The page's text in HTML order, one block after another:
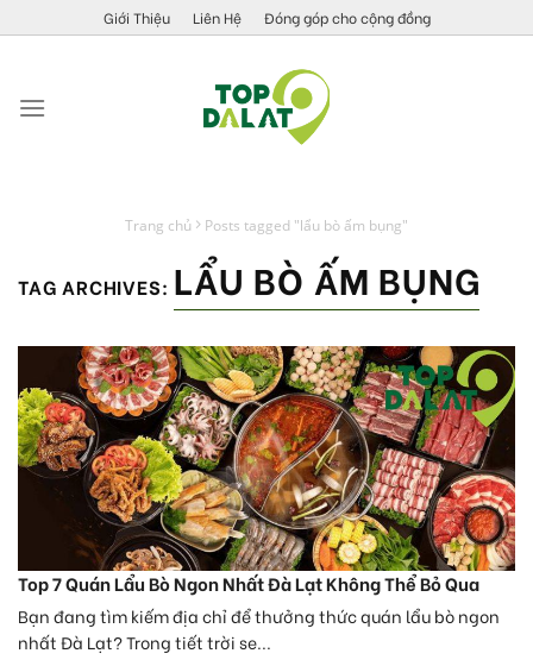
to
Giới Thiệu Liên Hệ Đóng góp cho cộng đồng
Trang chủ Posts tagged "lẩu bò ấm bụng"
TAG ARCHIVES: LẨU BÒ ẤM BỤNG
Top 7 Quán Lẩu Bò Ngon Nhất Đà Lạt Không Thể Bỏ Qua
Bạn đang tìm kiếm địa chỉ để thưởng thức quán lẩu bò ngon
nhất Đà Lạt? Trong tiết trời se...